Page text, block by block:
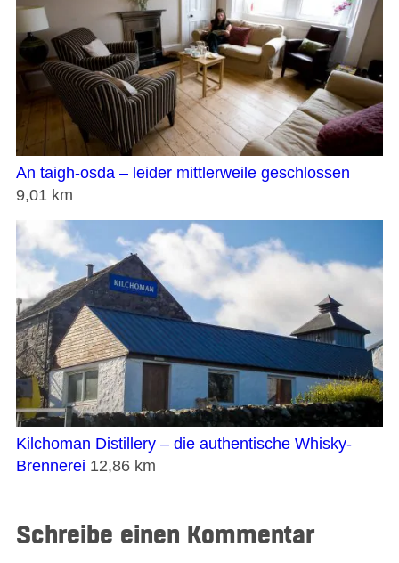
An taigh-osda – leider mittlerweile geschlossen
9,01 km
Kilchoman Distillery – die authentische Whisky-
Brennerei 12,86 km
Schreibe einen Kommentar